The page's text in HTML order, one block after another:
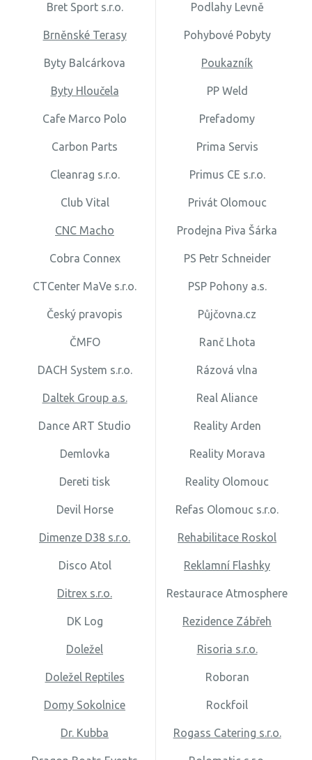
Bret Sport s.r.o.
Brněnské Terasy
Byty Balcárkova
Byty Hloučela
Cafe Marco Polo
Carbon Parts
Cleanrag s.r.o.
Club Vital
CNC Macho
Cobra Connex
CTCenter MaVe s.r.o.
Český pravopis
ČMFO
DACH System s.r.o.
Daltek Group a.s.
Dance ART Studio
Demlovka
Dereti tisk
Devil Horse
Dimenze D38 s.r.o.
Disco Atol
Ditrex s.r.o.
DK Log
Doležel
Doležel Reptiles
Domy Sokolnice
Dr. Kubba
Podlahy Levně
Pohybové Pobyty
Poukazník
PP Weld
Prefadomy
Prima Servis
Primus CE s.r.o.
Privát Olomouc
Prodejna Piva Šárka
PS Petr Schneider
PSP Pohony a.s.
Půjčovna.cz
Ranč Lhota
Rázová vlna
Real Aliance
Reality Arden
Reality Morava
Reality Olomouc
Refas Olomouc s.r.o.
Rehabilitace Roskol
Reklamní Flashky
Restaurace Atmosphere
Rezidence Zábřeh
Risoria s.r.o.
Roboran
Rockfoil
Rogass Catering s.r.o.